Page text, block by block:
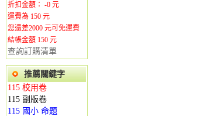
折扣金額： -0 元
運費為 150 元
您還差2000 元可免運費
結帳金額 150 元
查詢訂購清單
推薦關鍵字
115 校用卷
115 副版卷
115 國小 命題